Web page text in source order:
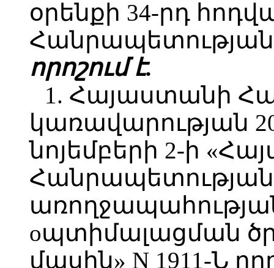
օրենքի 34-րդ
Հանրապետության
որոշում է.
1. Հայաստանի
կառավարության
նոյեմբերի 2-ի
oպտիմալացման
մասին» N 1911-Ն